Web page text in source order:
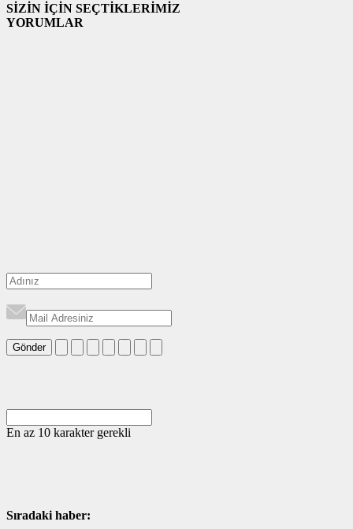
SİZİN İÇİN SEÇTİKLERİMİZ
YORUMLAR
Gönder
En az 10 karakter gerekli
Sıradaki haber: